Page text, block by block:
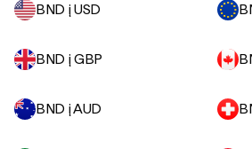
BND į USD
BND į GBP
BND į AUD